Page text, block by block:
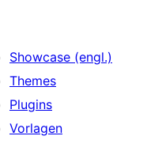
Showcase (engl.)
Themes
Plugins
Vorlagen